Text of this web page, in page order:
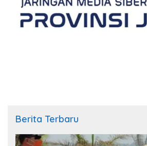
Berita Terbaru